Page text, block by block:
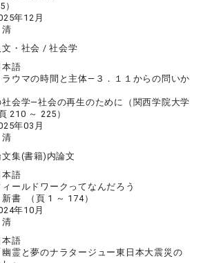
年12月
文・社会 / 社会学
本語
ラウマの時間と主体―３．１１からの問いか
社会学―社会の再生のために（関西学院大学
210 ～ 225）
年03月
文集(書籍)内論文
本語
ィールドワークってなんだろう
新書 （頁 1 ～ 174）
年10月
本語
幽霊と夢のナラタージュー東日本大震災の